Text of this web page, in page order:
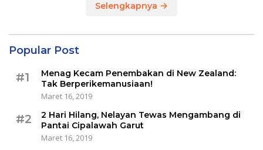
Selengkapnya
Popular Post
#1
Menag Kecam Penembakan di New Zealand:
Tak Berperikemanusiaan!
Maret 16, 2019
#2
2 Hari Hilang, Nelayan Tewas Mengambang di
Pantai Cipalawah Garut
Maret 16, 2019